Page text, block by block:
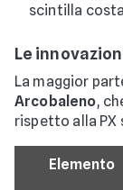
scintilla
Le
La maggior
Arcobaleno,
rispetto alla PX
Elemento